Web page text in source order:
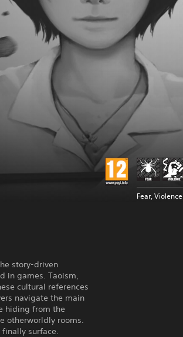
Fear, Violence
story-driven
in games. Taoism,
cultural references
navigate the main
hiding from the
otherworldly rooms.
surface.